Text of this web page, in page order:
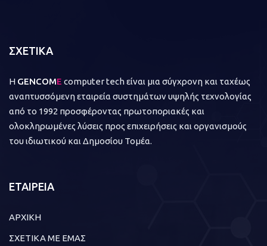
ΣΧΕΤΙΚΑ
Η GENCOME computer tech είναι μια σύγχρονη και ταχέως
αναπτυσσόμενη εταιρεία συστημάτων υψηλής τεχνολογίας
από το 1992 προσφέροντας πρωτοποριακές και
ολοκληρωμένες λύσεις προς επιχειρήσεις και οργανισμούς
του ιδιωτικού και Δημοσίου Τομέα.
ΕΤΑΙΡΕΙΑ
ΑΡΧΙΚΗ
ΣΧΕΤΙΚΑ ΜΕ ΕΜΑΣ